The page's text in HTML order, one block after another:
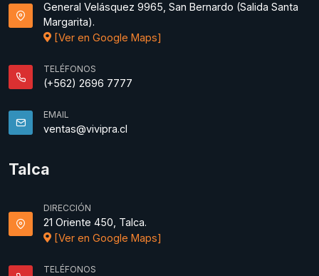
General Velásquez 9965, San Bernardo (Salida Santa
Margarita).
[Ver en Google Maps]
TELÉFONOS
(+562) 2696 7777
EMAIL
ventas@vivipra.cl
Talca
DIRECCIÓN
21 Oriente 450, Talca.
[Ver en Google Maps]
TELÉFONOS